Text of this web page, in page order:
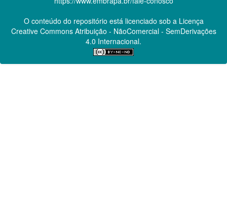
O conteúdo do repositório está licenciado sob a Licença
Creative CommonsAtribuição - NãoComercial - SemDerivações
4.0 Internacional.